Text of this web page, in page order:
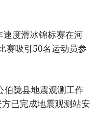
速度滑冰锦标赛在河
赛吸引50名运动员参
伯陇县地震观测工作
已完成地震观测站安